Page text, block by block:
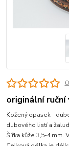
originální ruční
Kožený opasek -
dubového listí a
Šířka kůže 3,5-4 mm.